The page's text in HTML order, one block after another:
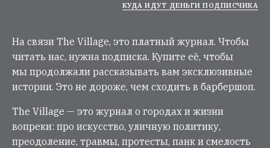
КУДА ИДУТ ДЕНЬГИ ПОДПИСЧИКА
На связи The Village, это платный журнал. Чтобы
читать нас, нужна подписка. Купите её, чтобы
мы продолжали рассказывать вам эксклюзивные
истории. Это не дороже, чем сходить в барбершоп.
The Village — это журнал о городах и жизни
вопреки: про искусство, уличную политику,
преодоление, травмы, протесты, панк и смелость